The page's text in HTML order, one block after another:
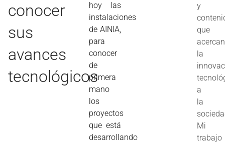
conocer
sus
avances
tecnológicos
hoy las
instalaciones
de AINIA,
para
conocer
de
primera
mano
los
proyectos
que está
desarrollando
y
que
acercan
la
a
la
Mi
trabajo